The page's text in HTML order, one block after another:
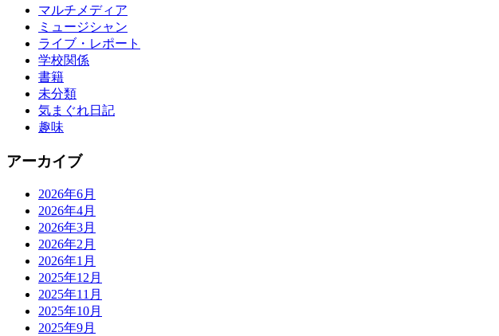
マルチメディア
ミュージシャン
ライブ・レポート
学校関係
書籍
未分類
気まぐれ日記
趣味
アーカイブ
2026年6月
2026年4月
2026年3月
2026年2月
2026年1月
2025年12月
2025年11月
2025年10月
2025年9月